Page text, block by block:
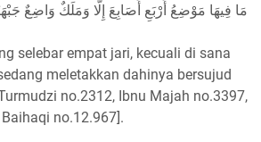
مَا فِيهَا مَوْضِعُ أَرْبَعِ أَصَابِعَ إِلَّا وَمَلَكٌ وَاضِعٌ
selebar empat jari, kecuali di sana
meletakkan dahinya bersujud
no.2312, Ibnu Majah no.3397,
no.12.967].